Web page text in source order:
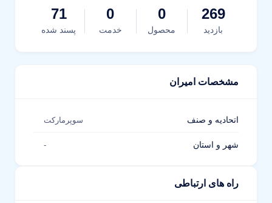
269
بازدید
0
محصول
0
خدمت
71
پسند شده
مشخصات امیران
اتحادیه و صنف سوپرمارکت
شهر و استان -
راه های ارتباطی